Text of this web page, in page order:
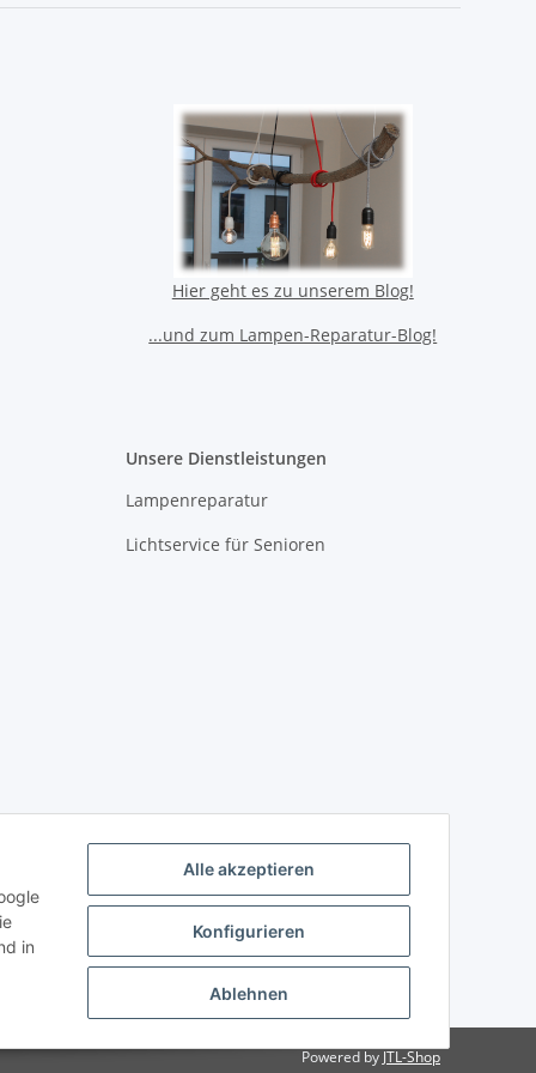
Alle akzeptieren
Konfigurieren
Ablehnen
in
Hier geht es zu unserem Blog!
...und zum Lampen-Reparatur-Blog!
Unsere Dienstleistungen
Lampenreparatur
Lichtservice für Senioren
Powered by JTL-Shop